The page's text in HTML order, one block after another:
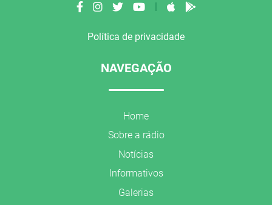
|
Política de privacidade
NAVEGAÇÃO
Home
Sobre a rádio
Notícias
Informativos
Galerias